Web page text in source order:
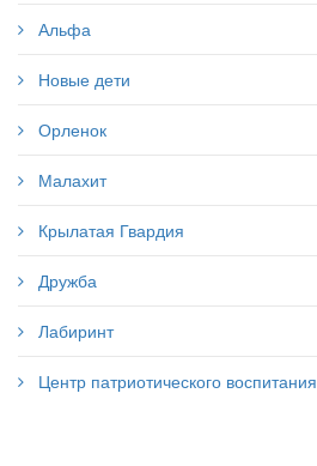
Альфа
Новые дети
Орленок
Малахит
Крылатая Гвардия
Дружба
Лабиринт
Центр патриотического воспитания